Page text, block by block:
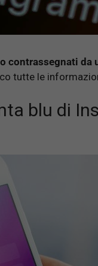
da
tutte le
blu di